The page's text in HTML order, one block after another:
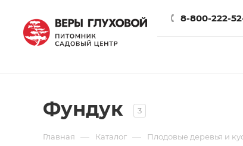
8-800-222-
Фундук 3
Главная — Каталог — Плодовые деревья и